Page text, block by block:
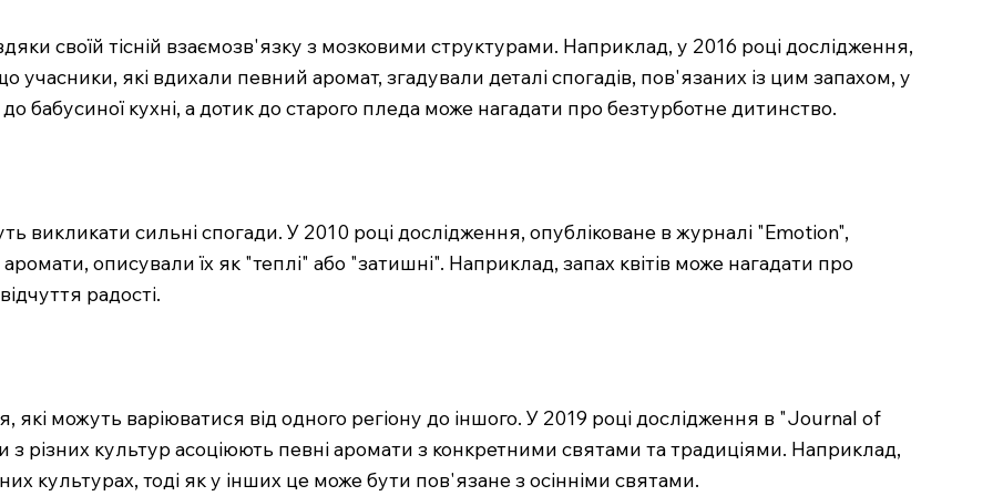
своїй тісній взаємозв'язку з мозковими структурами. Наприклад, у 2016 році дослідження,
учасники, які вдихали певний аромат, згадували деталі спогадів, пов'язаних із цим запахом, у
бабусиної кухні, а дотик до старого пледа може нагадати про безтурботне дитинство.
викликати сильні спогади. У 2010 році дослідження, опубліковане в журналі "Emotion",
описували їх як "теплі" або "затишні". Наприклад, запах квітів може нагадати про
радості.
можуть варіюватися від одного регіону до іншого. У 2019 році дослідження в "Journal of
різних культур асоціюють певні аромати з конкретними святами та традиціями. Наприклад,
культурах, тоді як у інших це може бути пов'язане з осінніми святами.